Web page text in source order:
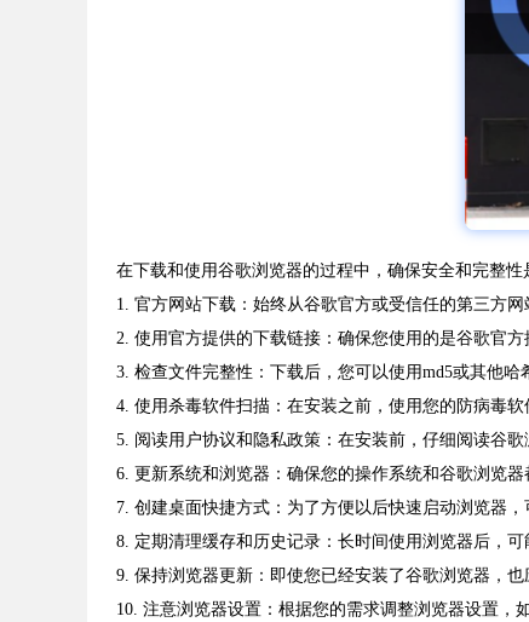
在下载和使用谷歌浏览器的过程中，确保安全和完整
1. 官方网站下载：始终从谷歌官方或受信任的第三方
2. 使用官方提供的下载链接：确保您使用的是谷歌官
3. 检查文件完整性：下载后，您可以使用md5或其他
4. 使用杀毒软件扫描：在安装之前，使用您的防病毒
5. 阅读用户协议和隐私政策：在安装前，仔细阅读谷
6. 更新系统和浏览器：确保您的操作系统和谷歌浏览
7. 创建桌面快捷方式：为了方便以后快速启动浏览器
8. 定期清理缓存和历史记录：长时间使用浏览器后，
9. 保持浏览器更新：即使您已经安装了谷歌浏览器，
10. 注意浏览器设置：根据您的需求调整浏览器设置，